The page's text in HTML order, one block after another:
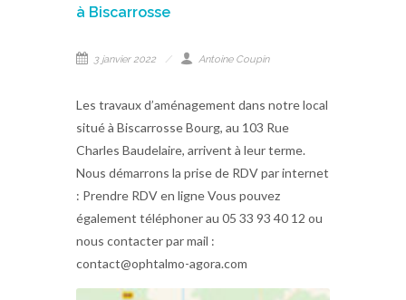
à Biscarrosse
3 janvier 2022 Antoine Coupin
Les travaux d’aménagement dans notre local
situé à Biscarrosse Bourg, au 103 Rue
Charles Baudelaire, arrivent à leur terme.
Nous démarrons la prise de RDV par internet
: Prendre RDV en ligne Vous pouvez
également téléphoner au 05 33 93 40 12 ou
nous contacter par mail :
contact@ophtalmo-agora.com